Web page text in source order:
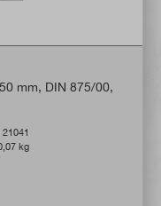
mm, DIN 875/00,
21041
kg